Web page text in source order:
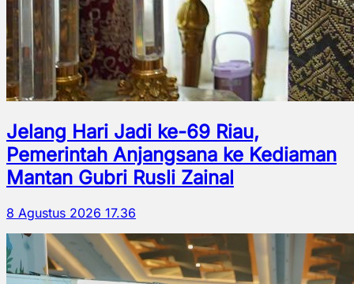
Jelang Hari Jadi ke-69 Riau,
Pemerintah Anjangsana ke Kediaman
Mantan Gubri Rusli Zainal
8 Agustus 2026 17.36